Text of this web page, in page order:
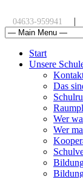
04633-959941 |
Start
Unsere
Das
Wer
Wer